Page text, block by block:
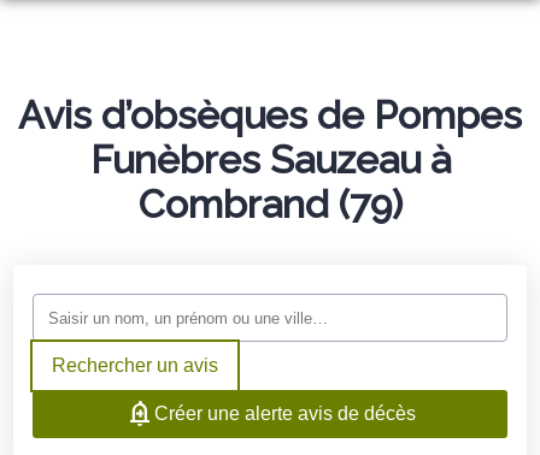
ORGANISER DES OBSÈQUES
PRÉVOIR SES OBSÈQUES
MONUMENTS FUNÉRAIRES
NOTRE CHAMBRE FUNERAIRE
AMBULANCES VSL
NOTRE HISTOIRE
Avis d’obsèques de Pompes
Funèbres Sauzeau à
Combrand (79)
Rechercher un avis
Créer une alerte avis de décès